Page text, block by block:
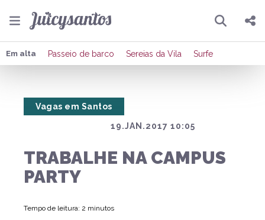
Pesquisar
Compartilhar
Publicar no X
Em alta Passeio de barco Sereias da Vila Surfe
19.JAN.2017 10:05
Vagas em Santos
TRABALHE NA CAMPUS
PARTY
Tempo de leitura: 2 minutos